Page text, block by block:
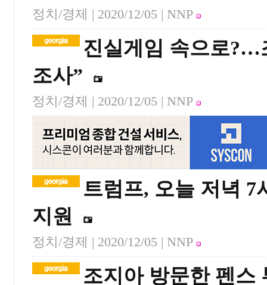
정치/경제 | 2020/12/05 | NNP
진실게임 속으로?…
조사”
정치/경제 | 2020/12/05 | NNP
트럼프, 오늘 저녁 7
지원
정치/경제 | 2020/12/05 | NNP
조지아 방문한 펜스